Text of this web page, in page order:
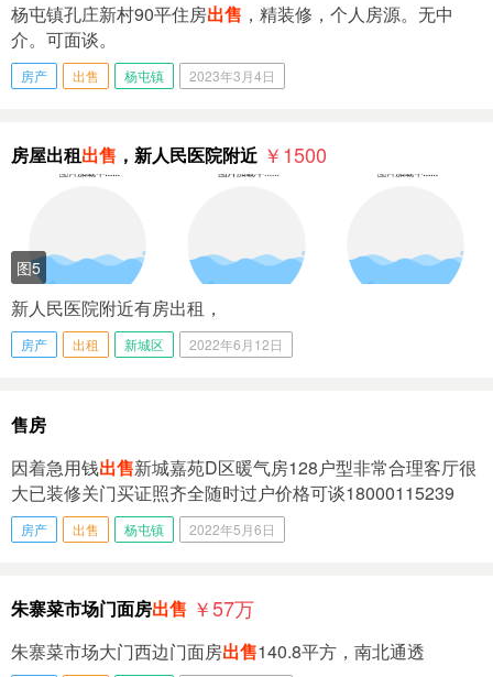
杨屯镇孔庄新村90平住房出售 ，精装修，个人房源。无中
介。可面谈。
房产 出售 杨屯镇 2023年3月4日
房屋出租出售 ，新人民医院附近 ￥1500
图5
新人民医院附近有房出租，
房产 出租 新城区 2022年6月12日
售房
因着急用钱出售新城嘉苑D区暖气房128户型非常合理客厅很
大已装修关门买证照齐全随时过户价格可谈18000115239
房产 出售 杨屯镇 2022年5月6日
朱寨菜市场门面房出售 ￥57万
朱寨菜市场大门西边门面房出售140.8平方，南北通透